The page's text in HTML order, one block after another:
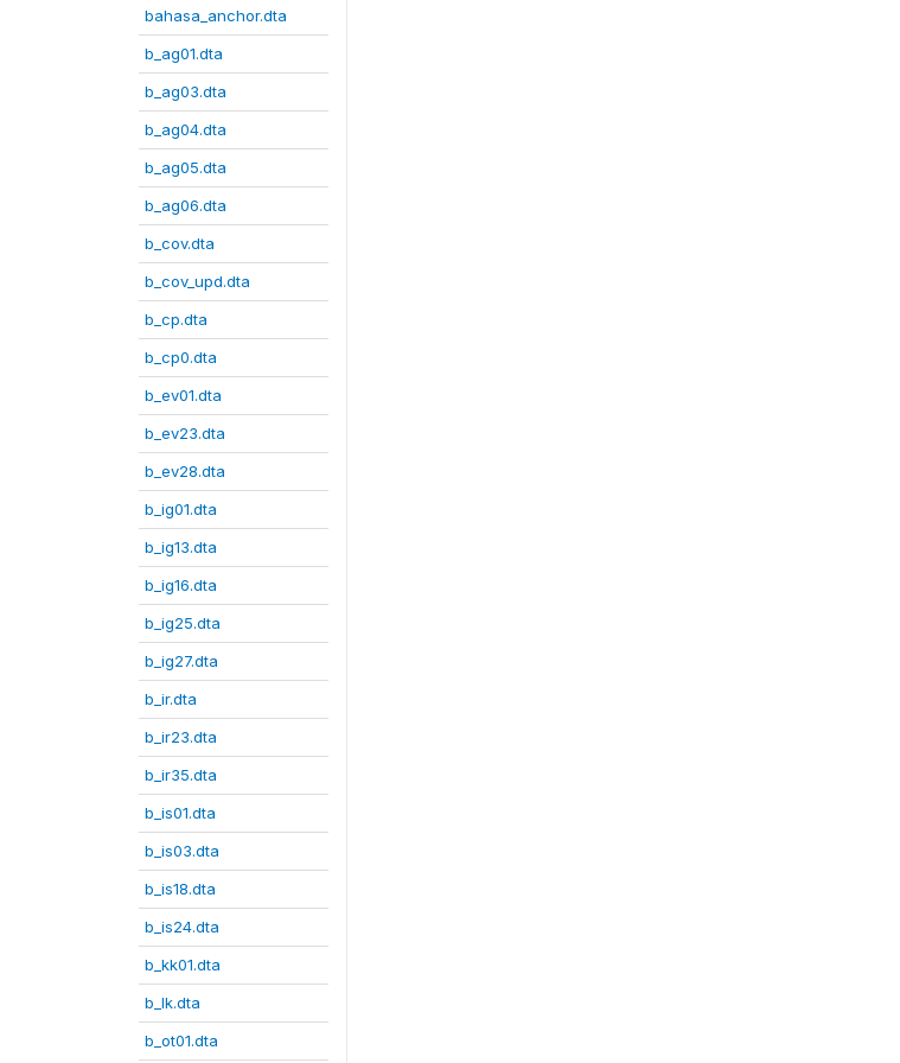
bahasa_anchor.dta
b_ag01.dta
b_ag03.dta
b_ag04.dta
b_ag05.dta
b_ag06.dta
b_cov.dta
b_cov_upd.dta
b_cp.dta
b_cp0.dta
b_ev01.dta
b_ev23.dta
b_ev28.dta
b_ig01.dta
b_ig13.dta
b_ig16.dta
b_ig25.dta
b_ig27.dta
b_ir.dta
b_ir23.dta
b_ir35.dta
b_is01.dta
b_is03.dta
b_is18.dta
b_is24.dta
b_kk01.dta
b_lk.dta
b_ot01.dta